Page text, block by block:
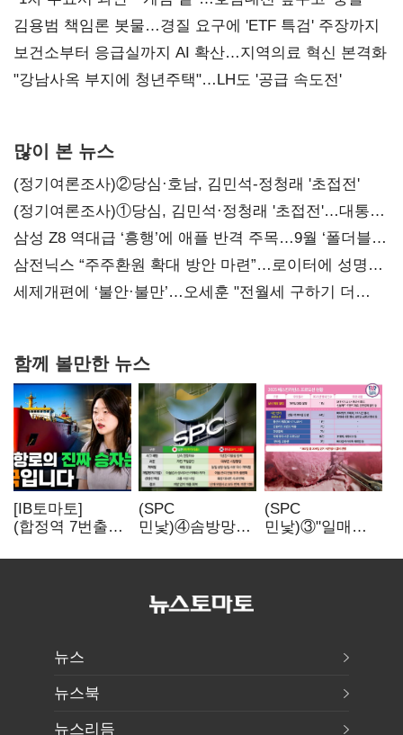
김용범 책임론 봇물…경질 요구에 'ETF 특검' 주장까지
보건소부터 응급실까지 AI 확산…지역의료 혁신 본격화
"강남사옥 부지에 청년주택"…LH도 '공급 속도전'
많이 본 뉴스
(정기여론조사)②당심·호남, 김민석-정청래 '초접전'
(정기여론조사)①당심, 김민석·정청래 '초접전'…대통령
지지도 '50% 아래로'(종합)
삼성 Z8 역대급 ‘흥행’에 애플 반격 주목…9월 ‘폴더블
대전’
삼전닉스 “주주환원 확대 방안 마련”…로이터에 성명
보내
세제개편에 ‘불안·불만’…오세훈 "전월세 구하기 더
함께 볼만한 뉴스
[IB토마토]
(합정역 7번출구)
K조선 뜬다
(SPC
민낯)④솜방망이
식품위생법 위반
(SPC
민낯)③"일매출
수익 제자리"…
뉴스
뉴스북
뉴스리듬